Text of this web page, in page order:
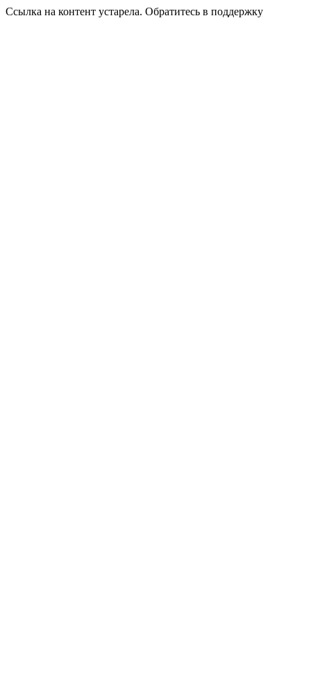
Ссылка на контент устарела. Обратитесь в поддержку